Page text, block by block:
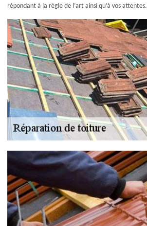
répondant à la règle de l’art ainsi qu’à vos attentes.